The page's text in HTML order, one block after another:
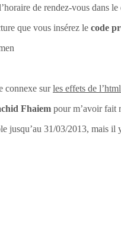
de rendez-vous dans
que vous insérez le code
connexe surles effets de
Fhaiem pour m’avoir fait
jusqu’au 31/03/2013, mais il